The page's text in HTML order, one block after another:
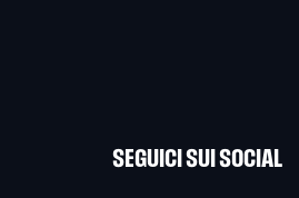
SEGUICI SUI SOCIAL